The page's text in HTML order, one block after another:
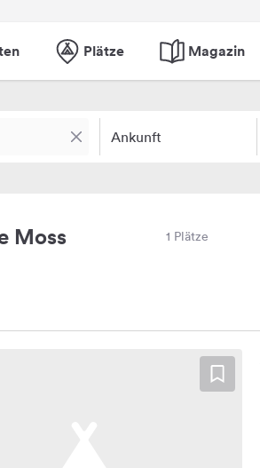
Plätze Magazin
Ankunft
Moss 1 Plätze